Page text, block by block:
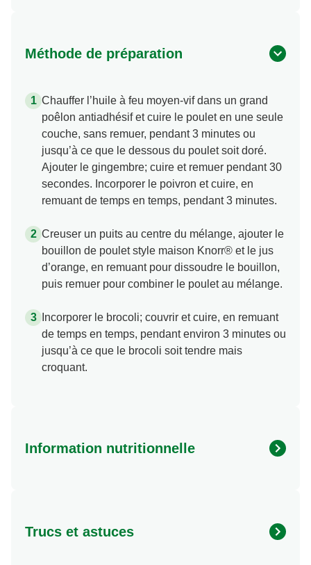
Méthode de préparation
Chauffer l’huile à feu moyen-vif dans un grand
poêlon antiadhésif et cuire le poulet en une seule
couche, sans remuer, pendant 3 minutes ou
jusqu’à ce que le dessous du poulet soit doré.
Ajouter le gingembre; cuire et remuer pendant 30
secondes. Incorporer le poivron et cuire, en
remuant de temps en temps, pendant 3 minutes.
Creuser un puits au centre du mélange, ajouter le
bouillon de poulet style maison Knorr® et le jus
d’orange, en remuant pour dissoudre le bouillon,
puis remuer pour combiner le poulet au mélange.
Incorporer le brocoli; couvrir et cuire, en remuant
de temps en temps, pendant environ 3 minutes ou
jusqu’à ce que le brocoli soit tendre mais
croquant.
Information nutritionnelle
Sugar (g)
5.0 g
Trucs et astuces